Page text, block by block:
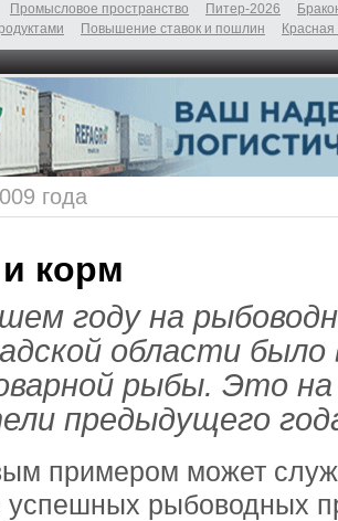
Промысловое пространство Питер-2026
Повышение ставок и пошлин
года
корм
году на
области
рыбы. Это
предыдущего
примером может
успешных рыбоводных